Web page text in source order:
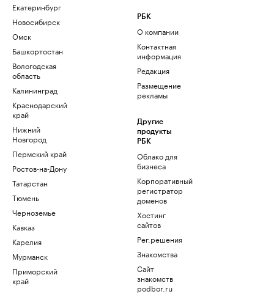
Екатеринбург
Новосибирск
Омск
Башкортостан
Вологодская
область
Калининград
Краснодарский
край
Нижний
Новгород
Пермский край
Ростов-на-Дону
Татарстан
Тюмень
Черноземье
Кавказ
Карелия
Мурманск
Приморский
край
РБК
О компании
Контактная
информация
Редакция
Размещение
рекламы
Другие
продукты
РБК
Облако для
бизнеса
Корпоративный
регистратор
доменов
Хостинг
сайтов
Рег.решения
Знакомства
Сайт
знакомств
podbor.ru